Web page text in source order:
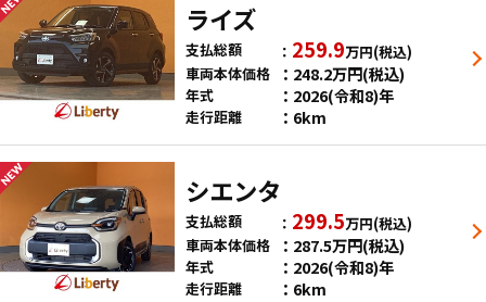
ライズ
支払総額 259.9万円(税込)
車両本体価格
248.2万円(税込)
年式 2026(令和8)年
走行距離 6km
シエンタ
支払総額 299.5万円(税込)
車両本体価格
287.5万円(税込)
年式 2026(令和8)年
走行距離 6km